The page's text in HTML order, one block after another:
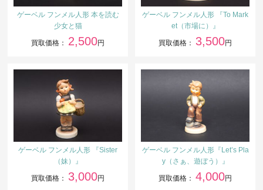
ゲーベル フンメル人形 本を読む
少女と猫
買取価格： 2,500円
ゲーベル フンメル人形 『To Mark
et（市場に）』
買取価格： 3,500円
ゲーベル フンメル人形 『Sister
（妹）』
買取価格： 3,000円
ゲーベル フンメル人形『Let’s Pla
y（さぁ、遊ぼう）』
買取価格： 4,000円